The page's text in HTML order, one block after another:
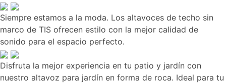
Siempre estamos a la moda. Los altavoces de techo sin
marco de TIS ofrecen estilo con la mejor calidad de
sonido para el espacio perfecto.
Disfruta la mejor experiencia en tu patio y jardín con
nuestro altavoz para jardín en forma de roca. Ideal para tu